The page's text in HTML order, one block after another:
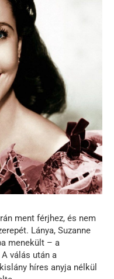
ment férjhez, és nem
Lánya, Suzanne
menekült – a
válás után a
híres anyja nélkül